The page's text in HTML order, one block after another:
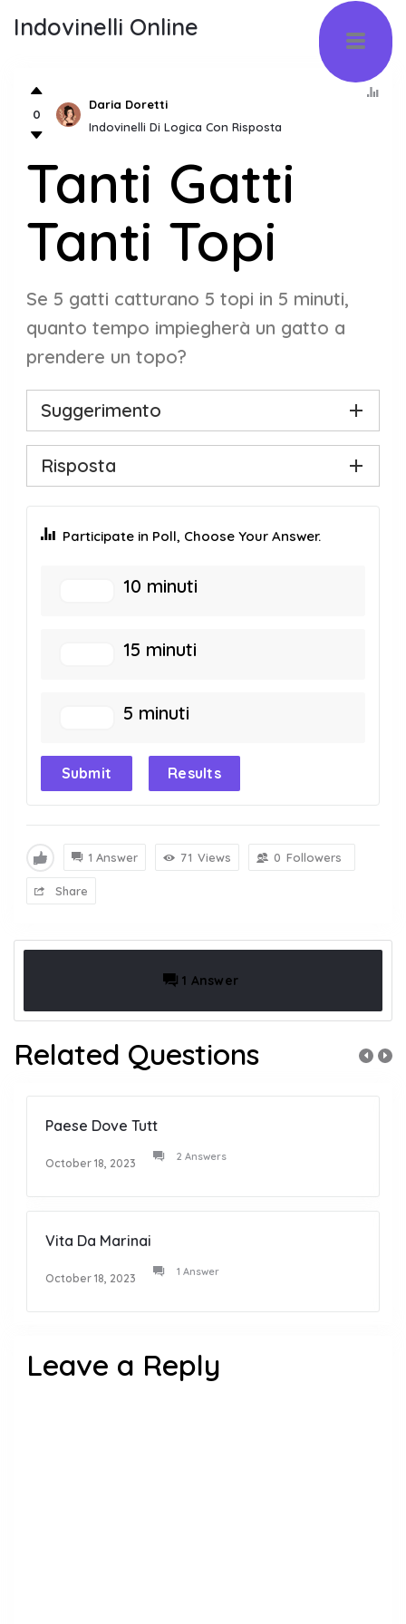
Indovinelli Online
0
Daria Doretti
Indovinelli Di Logica Con Risposta
Tanti Gatti
Tanti Topi
Se 5 gatti catturano 5 topi in 5 minuti,
quanto tempo impiegherà un gatto a
prendere un topo?
Suggerimento
Risposta
Participate in Poll, Choose Your Answer.
10 minuti
15 minuti
5 minuti
Submit Results
1 Answer 71 Views 0 Followers
Share
1 Answer
Related Questions
Paese Dove Tutt
October 18, 2023 2 Answers
Vita Da Marinai
October 18, 2023 1 Answer
Leave a Reply